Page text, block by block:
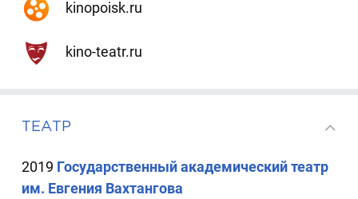
kinopoisk.ru
kino-teatr.ru
ТЕАТР
2019 Государственный академический театр
им. Евгения Вахтангова